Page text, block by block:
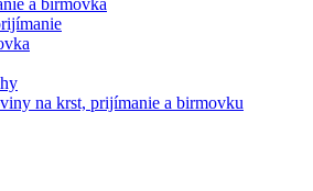
a birmovka
na krst, prijímanie a birmovku